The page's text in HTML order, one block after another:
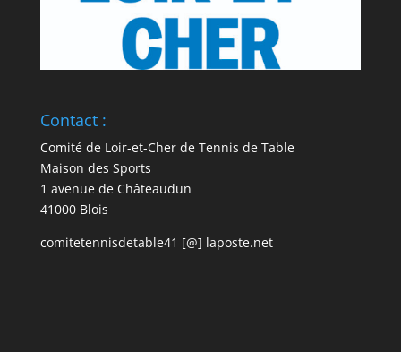
Contact :
Comité de Loir-et-Cher de Tennis de Table
Maison des Sports
1 avenue de Châteaudun
41000 Blois
comitetennisdetable41 [@] laposte.net